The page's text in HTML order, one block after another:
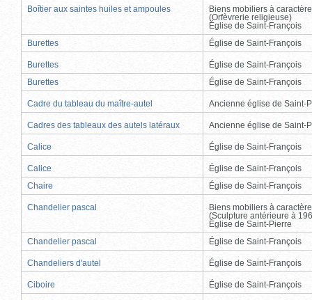
Boîtier aux saintes huiles et ampoules
Biens mobiliers à
(Orfèvrerie religieuse)
Église de Saint-François
Burettes
Église de Saint-François
Burettes
Église de Saint-François
Burettes
Église de Saint-François
Cadre du tableau du maître-autel Ancienne église de Saint-
Cadres des tableaux des autels latéraux Ancienne église de Saint-
Calice Église de Saint-François
Calice
Église de Saint-François
Chaire
Église de Saint-François
Chandelier pascal
Biens mobiliers à
(Sculpture antérieure à
Église de Saint-Pierre
Chandelier pascal
Église de Saint-François
Chandeliers d'autel Église de Saint-François
Ciboire Église de Saint-François